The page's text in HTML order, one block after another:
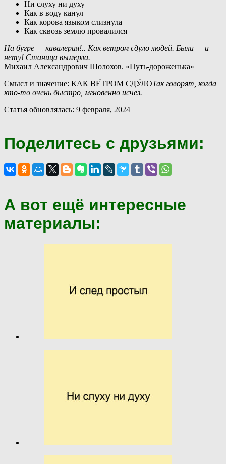
Ни слуху ни духу
Как в воду канул
Как корова языком слизнула
Как сквозь землю провалился
На бугре — кавалерия!.. Как ветром сдуло людей. Были — и
нету! Станица вымерла.
Михаил Александрович Шолохов. «Путь-дороженька»
Смысл и значение: КАК ВЕ́ТРОМ СДУ́ЛОТак говорят, когда
кто-то очень быстро, мгновенно исчез.
Статья обновлялась: 9 февраля, 2024
Поделитесь с друзьями:
А вот ещё интересные
материалы: